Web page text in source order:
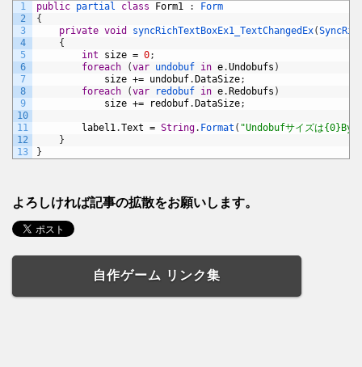
1
2
3
4
5
6
7
8
9
10
11
12
13
public partial class Form1 :
Form
{
private void syncRichTextBoxEx1_TextChangedEx(
{
int
size = 0;
foreach
(var undobuf in e.Undobufs )
size += undobuf. DataSize;
foreach
(var redobuf in e. Redobufs )
size += redobuf. DataSize;
label1.Text = String. Format ( "Undobufサイズは
}
}
よろしければ記事の拡散をお願いします。
自作ゲーム リンク集